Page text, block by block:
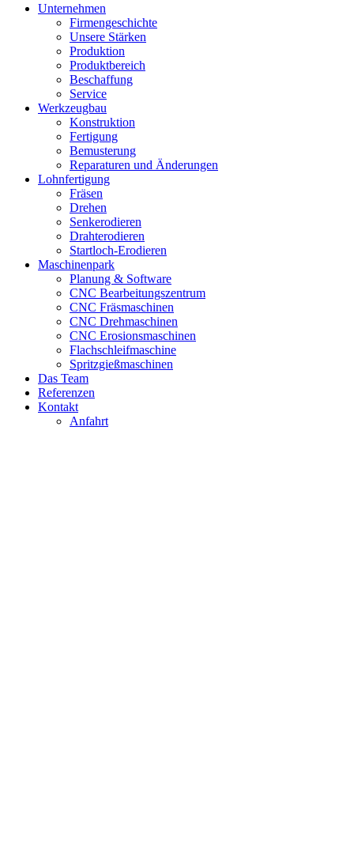
Unternehmen
Firmengeschichte
Unsere Stärken
Produktion
Produktbereich
Beschaffung
Service
Werkzeugbau
Konstruktion
Fertigung
Bemusterung
Reparaturen und Änderungen
Lohnfertigung
Fräsen
Drehen
Senkerodieren
Drahterodieren
Startloch-Erodieren
Maschinenpark
Planung & Software
CNC Bearbeitungszentrum
CNC Fräsmaschinen
CNC Drehmaschinen
CNC Erosionsmaschinen
Flachschleifmaschine
Spritzgießmaschinen
Das Team
Referenzen
Kontakt
Anfahrt